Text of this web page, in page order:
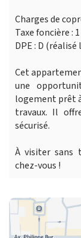
Charges de
Taxe foncière :
DPE : D
Cet
une
logement prêt
travaux. Il
sécurisé.
À visiter sans
chez-vous !